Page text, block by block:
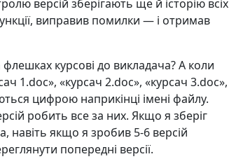
версій зберігають ще й історію всіх
виправив помилки — і отримав
курсові до викладача? А коли
1.doc», «курсач 2.doc», «курсач 3.doc»,
цифрою наприкінці імені файлу.
робить все за них. Якщо я зберіг
навіть якщо я зробив 5-6 версій
попередні версії.